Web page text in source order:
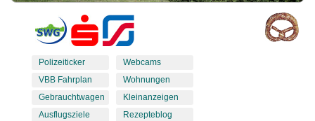
Polizeiticker
VBB Fahrplan
Gebrauchtwagen
Ausflugsziele
Webcams
Wohnungen
Kleinanzeigen
Rezepteblog